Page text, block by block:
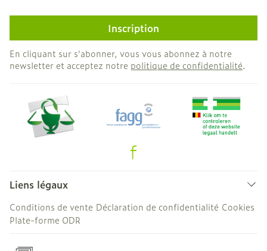
Inscription
En cliquant sur s'abonner, vous vous abonnez à notre
newsletter et acceptez notre politique de confidentialité.
Liens légaux
Conditions de vente Déclaration de confidentialité Cookies
Plate-forme ODR